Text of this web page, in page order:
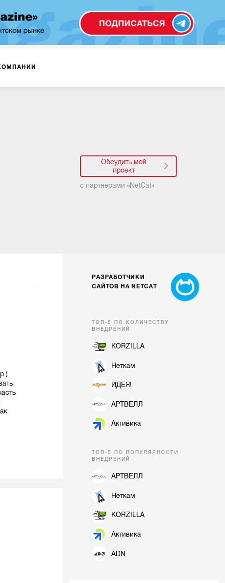
Обсудить мой
проект
с партнерами «NetCat»
РАЗРАБОТЧИКИ
САЙТОВ НА NETCAT
ТОП-5 ПО КОЛИЧЕСТВУ
ВНЕДРЕНИЙ
KORZILLA
Неткам
ИДЕЯ!
АРТВЕЛЛ
Активика
ТОП-5 ПО ПОПУЛЯРНОСТИ
ВНЕДРЕНИЙ
АРТВЕЛЛ
Неткам
KORZILLA
Активика
ADN